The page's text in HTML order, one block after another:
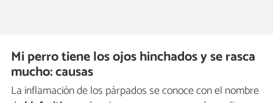
Mi perro tiene los ojos hinchados y se rasca
mucho: causas
La inflamación de los párpados se conoce con el nombre